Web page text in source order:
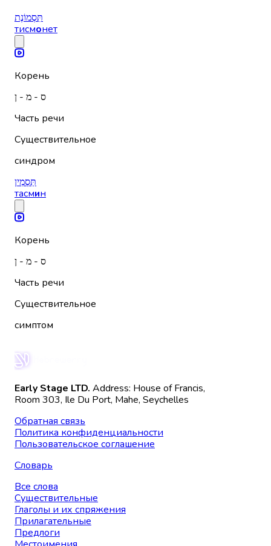
תִּסְמוֹנֶת
тисмонет
Корень
ס - מ - ן
Часть речи
Существительное
синдром
תַּסְמִין
тасмин
Корень
ס - מ - ן
Часть речи
Существительное
симптом
Early Stage LTD. Address: House of Francis,
Room 303, Ile Du Port, Mahe, Seychelles
Обратная связь
Политика конфиденциальности
Пользовательское соглашение
Словарь
Все слова
Существительные
Глаголы и их спряжения
Прилагательные
Предлоги